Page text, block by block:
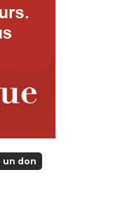
un don